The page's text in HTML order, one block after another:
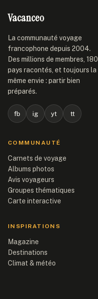
Vacanceo
La communauté voyage
francophone depuis 2004.
Des millions de membres, 180
pays racontés, et toujours la
même envie : partir bien
préparés.
fb ig yt tt
COMMUNAUTÉ
Carnets de voyage
Albums photos
Avis voyageurs
Groupes thématiques
Carte interactive
INSPIRATIONS
Magazine
Destinations
Climat & météo